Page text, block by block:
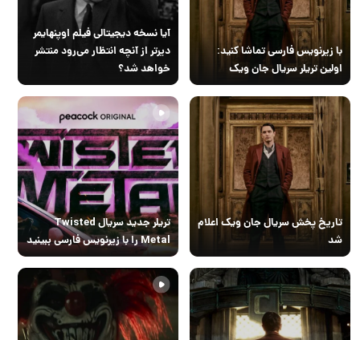
با زیرنویس فارسی تماشا کنید:
اولین تریلر سریال جان ویک
آیا نسخه دیجیتالی فیلم اوپنهایمر
دیرتر از آنچه انتظار می‌رود منتشر
خواهد شد؟
تاریخ پخش سریال جان ویک اعلام
شد
تریلر جدید سریال Twisted
Metal را با زیرنویس فارسی ببینید